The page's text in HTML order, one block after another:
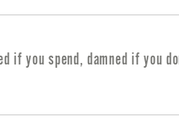
if you spend, damned if you